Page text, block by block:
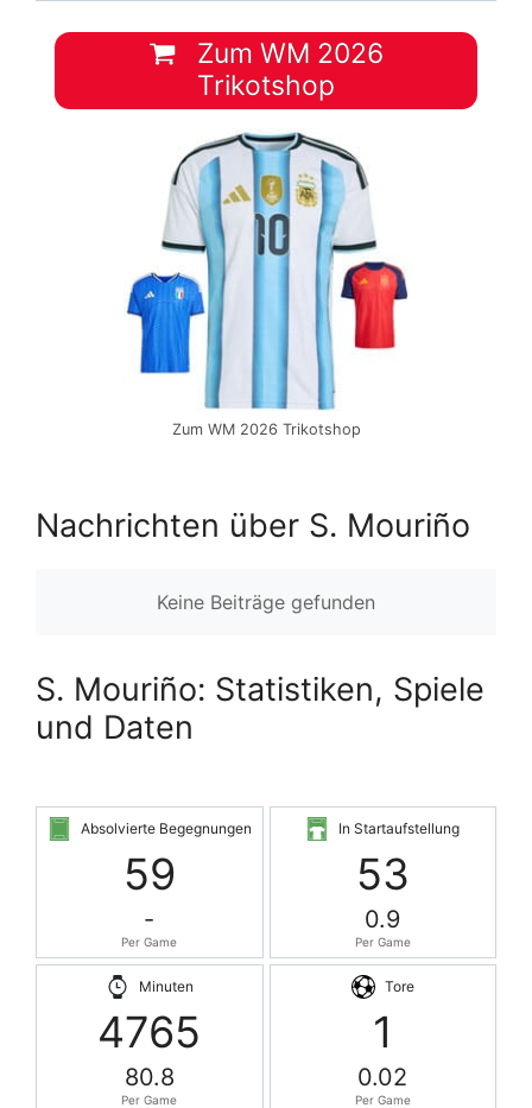
Zum WM 2026
Trikotshop
Zum WM 2026 Trikotshop
Nachrichten über S. Mouriño
Keine Beiträge gefunden
S. Mouriño: Statistiken, Spiele
und Daten
Absolvierte Begegnungen
59
-
Per Game
In Startaufstellung
53
0.9
Per Game
Minuten
4765
80.8
Per Game
Tore
1
0.02
Per Game